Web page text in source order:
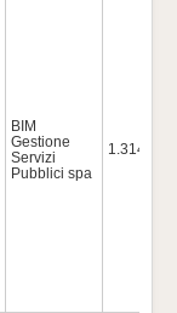
BIM
Gestione
Servizi
Pubblici spa